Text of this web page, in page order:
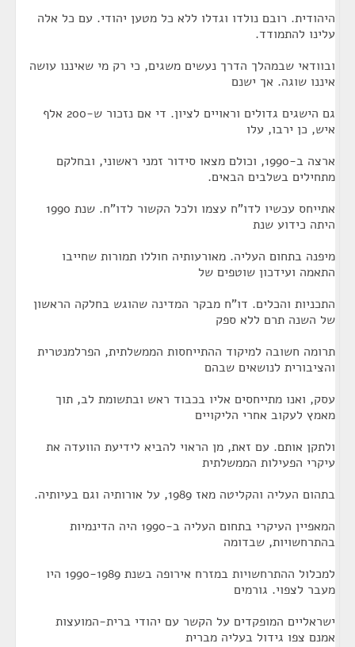
היהודית. רובם נולדו וגדלו ללא כל מטען יהודי. עם כל אלה
עלינו להתמודד.
ובוודאי שבמהלך הדרך נעשים משגים, כי רק מי שאיננו עושה
איננו שוגה. אך ישנם
גם הישגים גדולים וראויים לציון. די אם נזכור ש-200 אלף
איש, כן ירבו, עלו
ארצה ב-1990, וכולם מצאו סידור זמני ראשוני, ובחלקם
מתחילים בשלבים הבאים.
אתייחס עכשיו לדו"ח עצמו ולכל הקשור לדו"ח. שנת 1990
היתה כידוע שנת
מיפנה בתחום העליה. מאורעותיה חוללו תמורות שחייבו
התאמה ועידכון שוטפים של
התכניות והכלים. דו"ח מבקר המדינה שהוגש בחלקה הראשון
של השנה תרם ללא ספק
תרומה חשובה למיקוד ההתייחסות הממשלתית, הפרלמנטרית
והציבורית לנושאים שבהם
עסק, ואנו מתייחסים אליו בכבוד ראש ובתשומת לב, תוך
מאמץ לעקוב אחרי הליקויים
ולתקן אותם. עם זאת, מן הראוי להביא לידיעת הוועדה את
עיקרי הפעילות הממשלתית
בתהום העליה והקליטה מאז 1989, על אורותיה וגם בעיותיה.
המאפיין העיקרי בתחום העליה ב-1990 היה הדינמיות
בהתרחשויות, שבדומה
למכלול ההתרחשויות במזרח אירופה בשנת 1990-1989 היו
מעבר לצפוי. גורמים
ישראליים המופקדים על הקשר עם יהודי ברית-המועצות
אמנם צפו גידול בעליה מברית